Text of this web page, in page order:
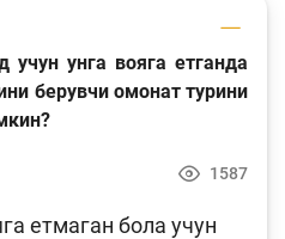
қидирув
учун унга вояга етганда
берувчи омонат турини
1587
етмаган бола учун